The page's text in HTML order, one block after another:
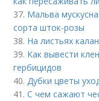
37. Мальва
сорта шток-розы
38. На листьях
39. Как вывести
гербицидов
40.Дубки цветы
41.С чем сажают